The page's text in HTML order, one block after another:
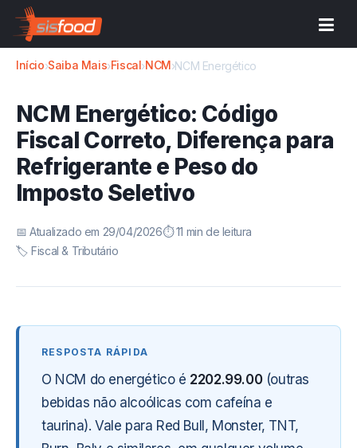
Início›Saiba Mais›Fiscal›NCM›NCM Energético
NCM Energético: Código
Fiscal Correto, Diferença para
Refrigerante e Peso do
Imposto Seletivo
📅 Atualizado em 29/04/2026⏱️ 11 min de leitura
🏷️ Fiscal & Tributário
O NCM do energético é 2202.99.00(outras
bebidas não alcoólicas com cafeína e
taurina). Vale para Red Bull, Monster, TNT,